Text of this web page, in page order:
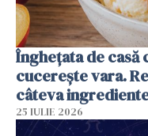
Înghețata de
cucerește vara.
câteva
25 IULIE 2026